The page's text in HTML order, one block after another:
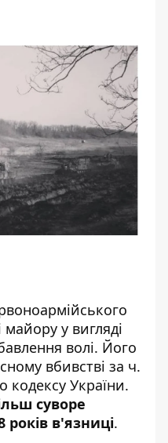
майору у вигляді
волі. Його
вбивстві за ч.
кодексу України.
суворе
років в'язниці.